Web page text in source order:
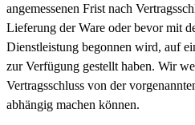
angemessenen Frist nach
Lieferung der Ware oder bevor mit
Dienstleistung begonnen wird, auf
zur Verfügung gestellt haben. Wir
Vertragsschluss von der
abhängig machen können.